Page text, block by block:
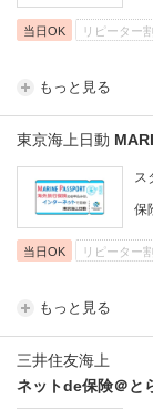
当日OK リピーター割
もっと見る
東京海上日動
ス
保
当日OK リピーター割
もっと見る
三井住友海上
ネットde保険＠と